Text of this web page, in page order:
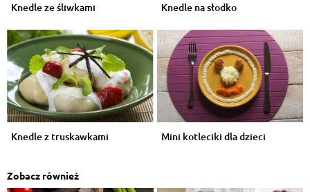
Knedle ze śliwkami Knedle na słodko
Knedle z truskawkami Mini kotleciki dla dzieci
Zobacz również